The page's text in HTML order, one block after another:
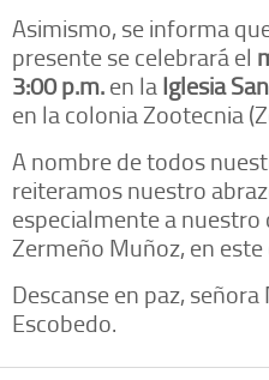
Asimismo, se informa
presente se celebrará el
3:00 p.m.en laIglesia
en la colonia Zootecnia
A nombre de todos
reiteramos nuestro
especialmente a
Zermeño Muñoz, en
Descanse en paz,
Escobedo.